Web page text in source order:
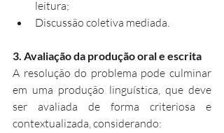
leitura;
Discussão coletiva mediada.
3. Avaliação da produção oral e escrita
A resolução do problema pode culminar
em uma produção linguística, que deve
ser avaliada de forma criteriosa e
contextualizada, considerando: